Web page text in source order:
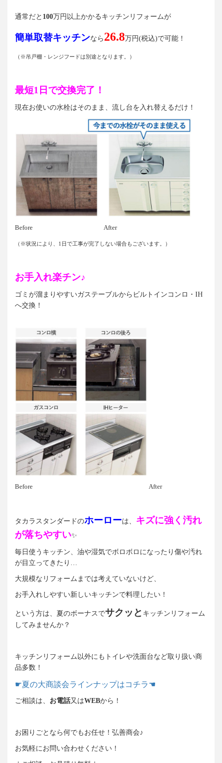
通常だと 100万円以上かかるキッチンリフォームが
簡単取替キッチンなら 26.8万円(税込)で可能！
（※吊戸棚・レンジフードは別途となります。）
最短1日で交換完了！
現在お使いの水栓はそのまま、流し台を入れ替えるだけ！
Before After
（※状況により、1日で工事が完了しない場合もございます。）
お手入れ楽チン♪
ゴミが溜まりやすいガステーブルからビルトインコンロ・IH
へ交換！
Before After
タカラスタンダードのホーローは、 キズに強く汚れ
が落ちやすい✨
毎日使うキッチン、油や湿気でボロボロになったり傷や汚れ
が目立ってきたり…
大規模なリフォームまでは考えていないけど、
お手入れしやすい新しいキッチンで料理したい！
という方は、夏のボーナスでサクッと キッチンリフォーム
してみませんか？
キッチンリフォーム以外にもトイレや洗面台など取り扱い商
品多数！
☛夏の大商談会ラインナップはコチラ☚
ご相談は、 お電話又はWEBから！
お困りごとなら何でもお任せ！弘善商会♪
お気軽にお問い合わせください！